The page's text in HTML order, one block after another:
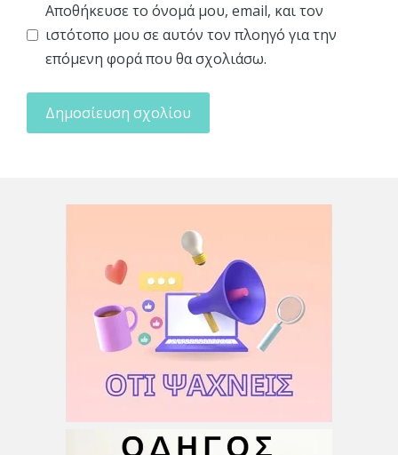
Αποθήκευσε το όνομά μου, email, και τον
ιστότοπο μου σε αυτόν τον πλοηγό για την
επόμενη φορά που θα σχολιάσω.